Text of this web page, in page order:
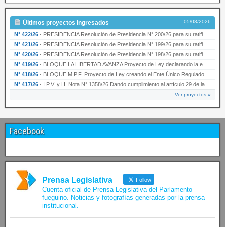
Últimos proyectos ingresados 05/08/2026
N° 422/26 · PRESIDENCIA Resolución de Presidencia N° 200/26 para su ratificación.
N° 421/26 · PRESIDENCIA Resolución de Presidencia N° 199/26 para su ratificación.
N° 420/26 · PRESIDENCIA Resolución de Presidencia N° 198/26 para su ratificación.
N° 419/26 · BLOQUE LA LIBERTAD AVANZA Proyecto de Ley declarando la esencialidad del servicio educativ…
N° 418/26 · BLOQUE M.P.F. Proyecto de Ley creando el Ente Único Regulador de servicios públicos de la …
N° 417/26 · I.P.V. y H. Nota N° 1358/26 Dando cumplimiento al artículo 29 de la Ley provincial N° 1399…
Ver proyectos »
Facebook
Prensa Legislativa Follow
Cuenta oficial de Prensa Legislativa del Parlamento
fueguino. Noticias y fotografías generadas por la prensa
institucional.